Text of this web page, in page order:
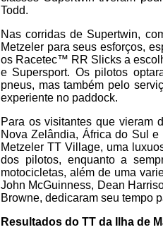
Todd.
Nas corridas de Supertwin,
Metzeler para seus esforços,
os Racetec™ RR Slicks a
e Supersport. Os pilotos
pneus, mas também pelo
experiente no paddock.
Para os visitantes que vieram
Nova Zelândia, África do Sul
Metzeler TT Village, uma
dos pilotos, enquanto a
motocicletas, além de uma
John McGuinness, Dean
Browne, dedicaram seu tempo
Resultados do TT da Ilha de